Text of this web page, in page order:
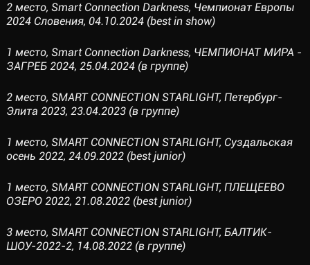
2 место, Smart Connection Darkness, Чемпионат Европы
2024 Словения, 04.10.2024 (best in show)
1 место, Smart Connection Darkness, ЧЕМПИОНАТ МИРА -
ЗАГРЕБ 2024, 25.04.2024 (в группе)
2 место, SMART CONNECTION STARLIGHT, Петербург-
Элита 2023, 23.04.2023 (в группе)
1 место, SMART CONNECTION STARLIGHT, Суздальская
осень 2022, 24.09.2022 (best junior)
1 место, SMART CONNECTION STARLIGHT, ПЛЕЩЕЕВО
ОЗЕРО 2022, 21.08.2022 (best junior)
3 место, SMART CONNECTION STARLIGHT, БАЛТИК-
ШОУ-2022-2, 14.08.2022 (в группе)